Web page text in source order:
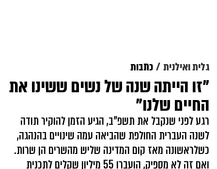
גלית ואילנית כתבות
"זו הייתה שנה של נשים ששינו את
החיים שלנו"
רגע לפני שנקבל את תשפ"ב, הגיע הזמן להוקיר תודה
לשנה העברית החולפת שהביאה עמה שינויים בהנהגה,
כשלראשונה מאז קום המדינה שליש מהשרים הן שרות.
ואם זה לא מספיק, הועברו 55 מיליון שקלים לתכנית